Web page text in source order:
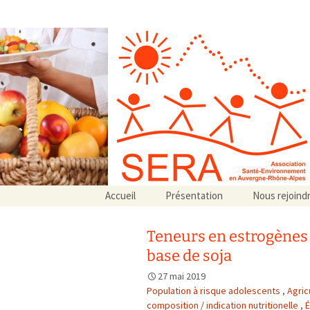
Aller
au
Accueil Présentation
Associations partenaires
Associations adhérentes
Nous
Teneurs en
base de soja
27 mai 2019
Population à risque adolescents ,
composition / indication nutritionelle ,